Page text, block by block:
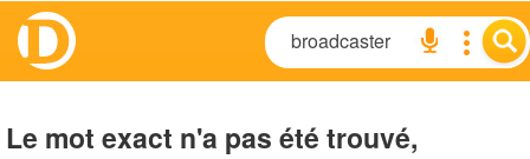
Le mot exact n'a pas été trouvé,